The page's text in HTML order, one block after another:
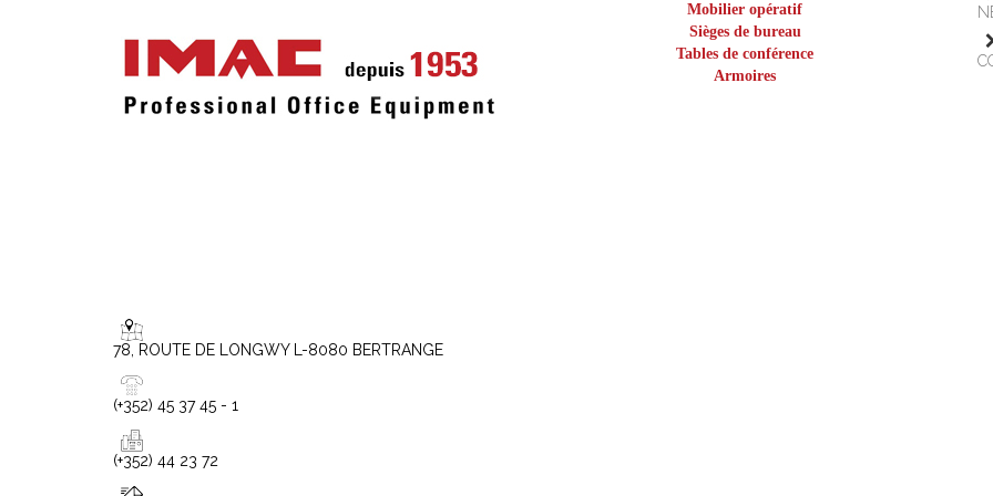
78, ROUTE DE LONGWY L-8080 BERTRANGE
(+352) 45 37 45 - 1
(+352) 44 23 72
Mobilier opératif
Sièges de bureau
Tables de conférence
Armoires